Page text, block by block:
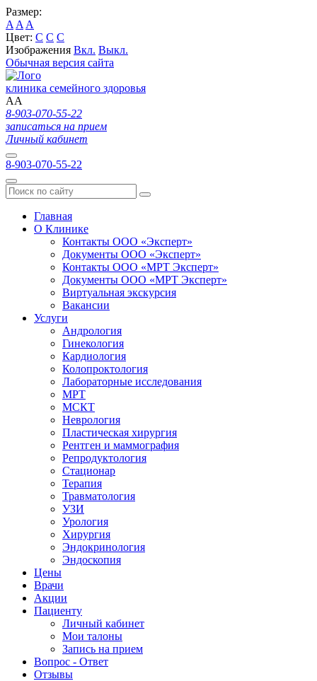
Размер:
A A A
Цвет: C C C
Изображения Вкл. Выкл.
Обычная версия сайта
клиника семейного здоровья
AA
8-903-070-55-22
записаться на прием
Личный кабинет
8-903-070-55-22
Главная
О Клинике
Контакты ООО «Эксперт»
Документы ООО «Эксперт»
Контакты ООО «МРТ Эксперт»
Документы ООО «МРТ Эксперт»
Виртуальная экскурсия
Вакансии
Услуги
Андрология
Гинекология
Кардиология
Колопроктология
Лабораторные исследования
МРТ
МСКТ
Неврология
Пластическая хирургия
Рентген и маммография
Репродуктология
Стационар
Терапия
Травматология
УЗИ
Урология
Хирургия
Эндокринология
Эндоскопия
Цены
Врачи
Акции
Пациенту
Личный кабинет
Мои талоны
Запись на прием
Вопрос - Ответ
Отзывы